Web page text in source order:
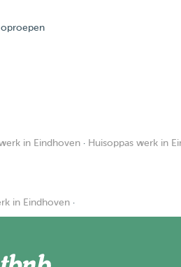
in Eindhoven · Huisoppas werk in
in Eindhoven ·